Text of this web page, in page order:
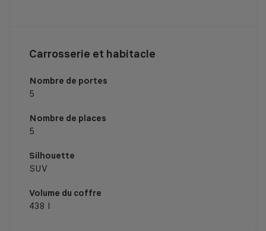
Carrosserie et habitacle
Nombre de portes
5
Nombre de places
5
Silhouette
SUV
Volume du coffre
438 l